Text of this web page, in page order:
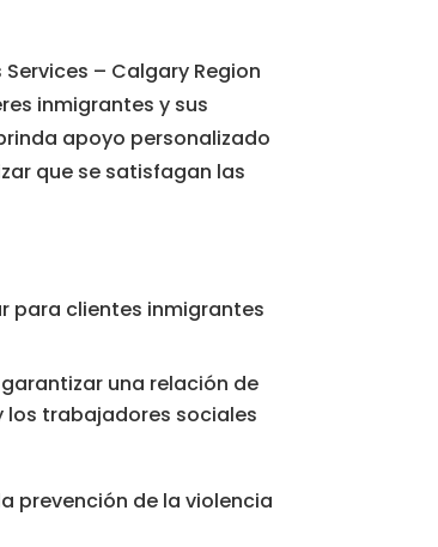
– Calgary Region
inmigrantes y sus
apoyo personalizado
que se satisfagan las
para clientes inmigrantes
una relación de
los trabajadores sociales
prevención de la violencia